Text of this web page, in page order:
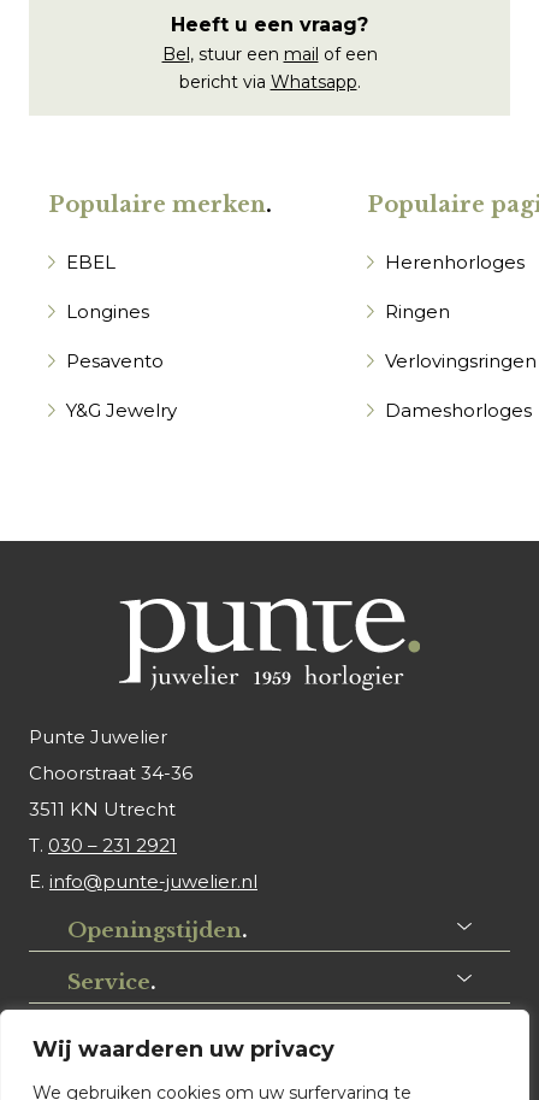
Wij waarderen uw privacy
We gebruiken cookies om uw surfervaring te
Heeft u een vraag?
Bel, stuur een mail of een
bericht via Whatsapp.
Populaire merken.
EBEL
Longines
Pesavento
Y&G Jewelry
Populaire
Herenhorloges
Ringen
Verlovingsringen
Dameshorloges
Punte Juwelier
Choorstraat 34-36
3511 KN Utrecht
T. 030 – 231 2921
E. info@punte-juwelier.nl
Openingstijden.
Service.
Volg ons